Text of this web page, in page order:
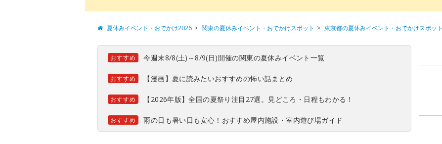
夏休みイベント・おでかけ2026 関東の夏休みイベント・おでかけスポット 東京都の夏休みイベント・おでかけスポット
おすすめ 今週末8/8(土)～8/9(日)開催の関東の夏休みイベント一覧
おすすめ 【漫画】夏に読みたいおすすめの怖い話まとめ
おすすめ 【2026年版】全国の夏祭り注目27選。見どころ・日程もわかる！
おすすめ 雨の日も暑い日も安心！おすすめ屋内施設・室内遊び場ガイド